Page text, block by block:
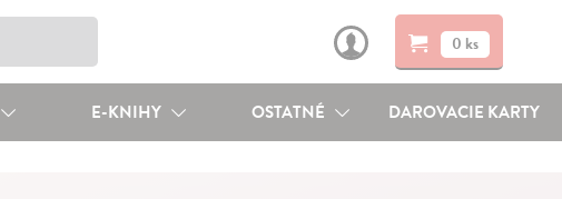
0 ks
E-KNIHY OSTATNÉ DAROVACIE KARTY